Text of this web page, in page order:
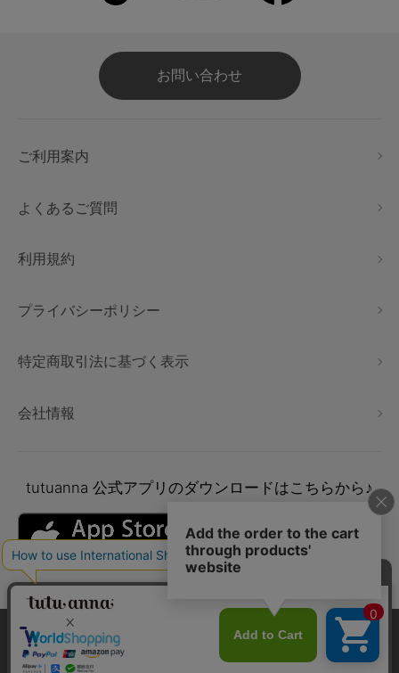
お問い合わせ
ご利用案内
よくあるご質問
利用規約
プライバシーポリシー
特定商取引法に基づく表示
会社情報
tutuanna 公式アプリのダウンロードはこちらから♪
本サイトでは、より快適にご利用いただけるようCookieを利用し
ています。詳細については
プライバシポリシー
をご確認くださ